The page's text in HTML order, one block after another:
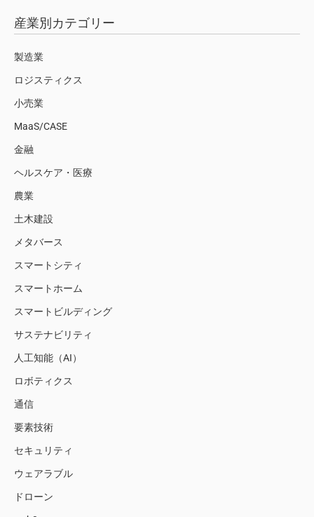
産業別カテゴリー
製造業
ロジスティクス
小売業
MaaS/CASE
金融
ヘルスケア・医療
農業
土木建設
メタバース
スマートシティ
スマートホーム
スマートビルディング
サステナビリティ
人工知能（AI）
ロボティクス
通信
要素技術
セキュリティ
ウェアラブル
ドローン